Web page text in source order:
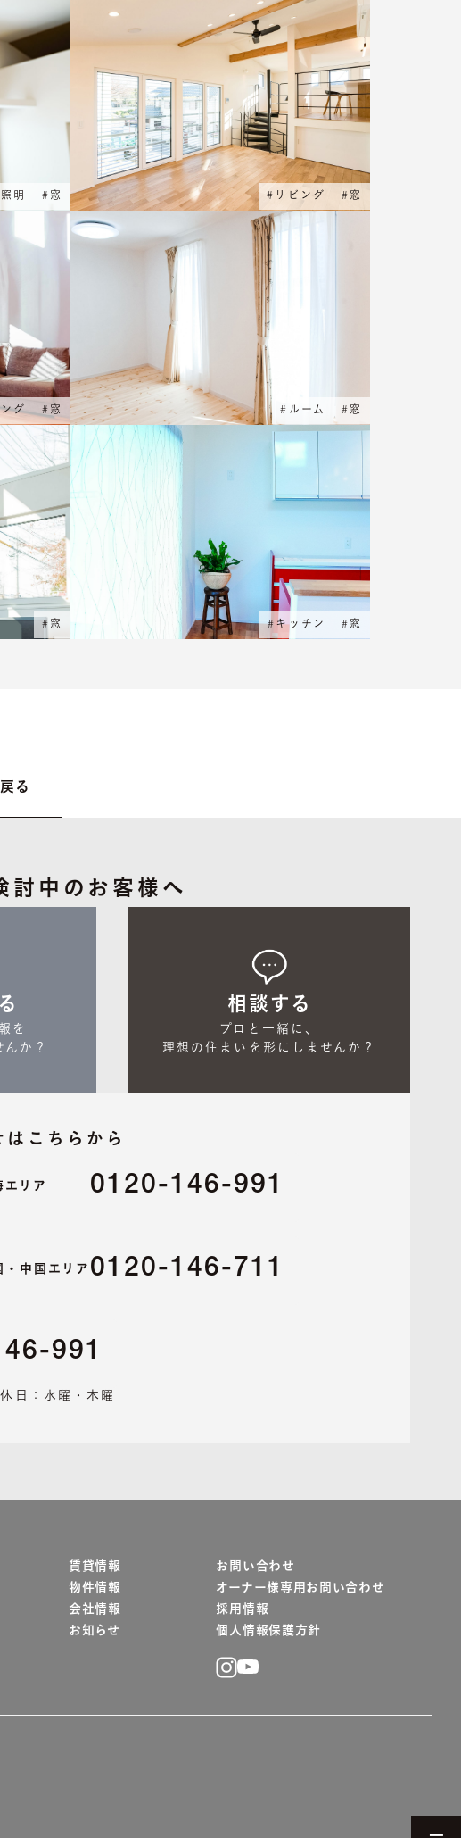
照明 # 窓 # リビング # 窓
グ # 窓 # ルーム # 窓
# 窓 # キッチン # 窓
る
討中のお客様へ
を
か？
相談する
プロと一緒に、
理想の住まいを形にしませんか？
こちらから
エリア 0120-146-991
・中国エリア 0120-146-711
991
日：水曜・木曜
賃貸情報
物件情報
会社情報
お知らせ
お問い合わせ
オーナー様専用お問い合わせ
採用情報
個人情報保護方針